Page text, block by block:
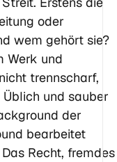
oder
wem gehört sie?
Werk und
trennscharf,
und sauber
der
bearbeitet
Recht, fremdes